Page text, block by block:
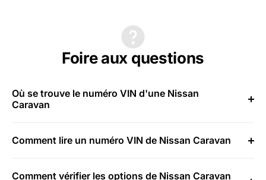
Foire aux questions
Où se trouve le numéro VIN d'une Nissan
Caravan
Comment lire un numéro VIN de Nissan Caravan
Comment vérifier les options de Nissan Caravan